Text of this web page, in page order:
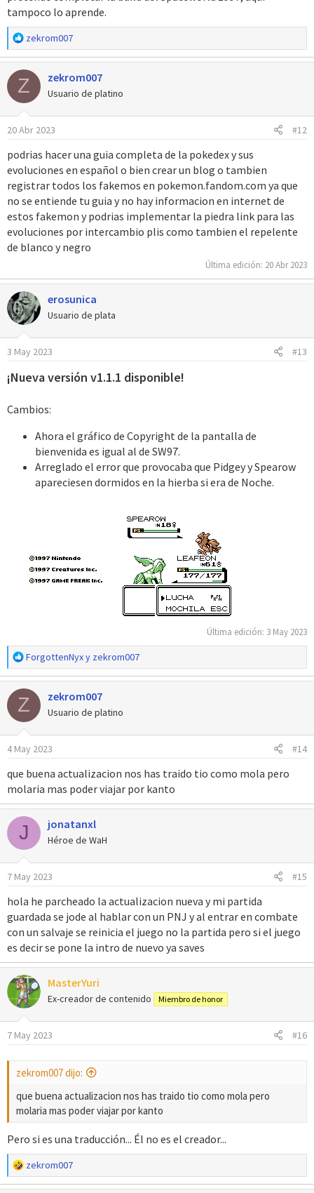
tampoco lo aprende.
R
e
a
c
c
i
o
n
s
:
zekrom007
Z zekrom007
Usuario de platino
20 Abr 2023 #12
podrias hacer una guia completa de la pokedex y sus
evoluciones en español o bien crear un blog o tambien
registrar todos los fakemos en pokemon.fandom.com ya que
no se entiende tu guia y no hay informacion en internet de
estos fakemon y podrias implementar la piedra link para las
evoluciones por intercambio plis como tambien el repelente
de blanco y negro
Última edición: 20 Abr 2023
erosunica
Usuario de plata
3 May 2023 #13
¡Nueva versión v1.1.1 disponible!
Cambios:
Ahora el gráfico de Copyright de la pantalla de
bienvenida es igual al de SW97.
Arreglado el error que provocaba que Pidgey y Spearow
apareciesen dormidos en la hierba si era de Noche.
Última edición: 3 May 2023
R
e
a
c
c
i
o
n
s
:
ForgottenNyxy zekrom007
Z zekrom007
Usuario de platino
4 May 2023 #14
que buena actualizacion nos has traido tio como mola pero
molaria mas poder viajar por kanto
J jonatanxl
Héroe de WaH
7 May 2023 #15
hola he parcheado la actualizacion nueva y mi partida
guardada se jode al hablar con un PNJ y al entrar en combate
con un salvaje se reinicia el juego no la partida pero si el juego
es decir se pone la intro de nuevo ya saves
MasterYuri
Ex-creador de contenido Miembro de honor
7 May 2023 #16
zekrom007 dijo:
que buena actualizacion nos has traido tio como mola pero
molaria mas poder viajar por kanto
Pero si es una traducción... Él no es el creador...
R
e
zekrom007